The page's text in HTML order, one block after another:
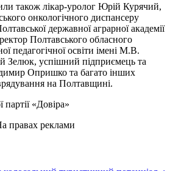
також лікар-уролог Юрій Курячий,
онкологічного диспансеру
державної аграрної академії
Полтавського обласного
педагогічної освіти імені М.В.
Зелюк, успішний підприємець та
Опришко та багато інших
на Полтавщині.
«Довіра»
правах реклами